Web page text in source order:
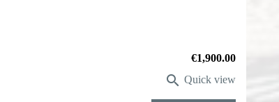
Price
€1,900.00
 Quick view